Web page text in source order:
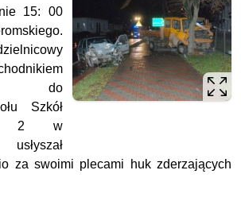
15: 00
do
Szkół
2 w
za swoimi plecami huk zderzających